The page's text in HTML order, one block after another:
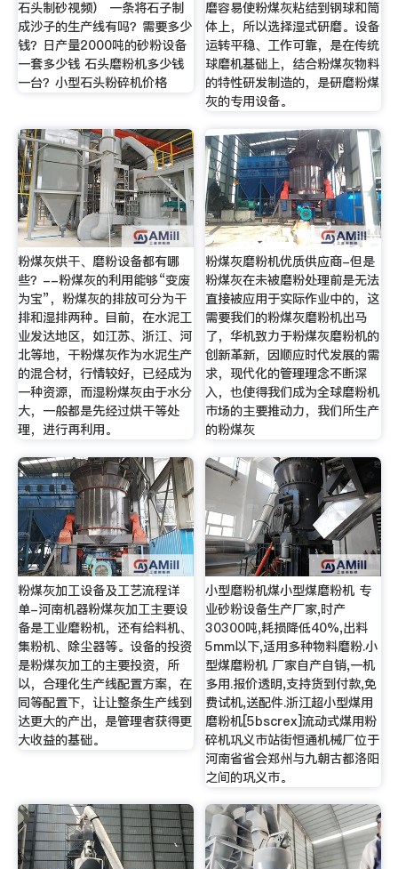
石头制砂视频） 一条将石子制
成沙子的生产线有吗？需要多少
钱？日产量2000吨的砂粉设备
一套多少钱 石头磨粉机多少钱
一台？小型石头粉碎机价格
磨容易使粉煤灰粘结到钢球和筒
体上，所以选择湿式研磨。设备
运转平稳、工作可靠，是在传统
球磨机基础上，结合粉煤灰物料
的特性研发制造的，是研磨粉煤
灰的专用设备。
粉煤灰烘干、磨粉设备都有哪
些？--粉煤灰的利用能够“变废
为宝”，粉煤灰的排放可分为干
排和湿排两种。目前，在水泥工
业发达地区，如江苏、浙江、河
北等地，干粉煤灰作为水泥生产
的混合材，行情较好，已经成为
一种资源，而湿粉煤灰由于水分
大，一般都是先经过烘干等处
理，进行再利用。
粉煤灰磨粉机优质供应商-但是
粉煤灰在未被磨粉处理前是无法
直接被应用于实际作业中的，这
需要我们的粉煤灰磨粉机出马
了，华机致力于粉煤灰磨粉机的
创新革新，因顺应时代发展的需
求，现代化的管理理念不断深
入，也使得我们成为全球磨粉机
市场的主要推动力，我们所生产
的粉煤灰
粉煤灰加工设备及工艺流程详
单-河南机器粉煤灰加工主要设
备是工业磨粉机，还有给料机、
集粉机、除尘器等。设备的投资
是粉煤灰加工的主要投资，所
以，合理化生产线配置方案，在
同等配置下，让让整条生产线到
达更大的产出，是管理者获得更
大收益的基础。
小型磨粉机煤小型煤磨粉机 专
业砂粉设备生产厂家,时产
30300吨,耗损降低40%,出料
5mm以下,适用多种物料磨粉.小
型煤磨粉机 厂家自产自销,一机
多用.报价透明,支持货到付款,免
费试机,送配件.浙江超小型煤用
磨粉机[5bscrex]流动式煤用粉
碎机巩义市站街恒通机械厂位于
河南省省会郑州与九朝古都洛阳
之间的巩义市。